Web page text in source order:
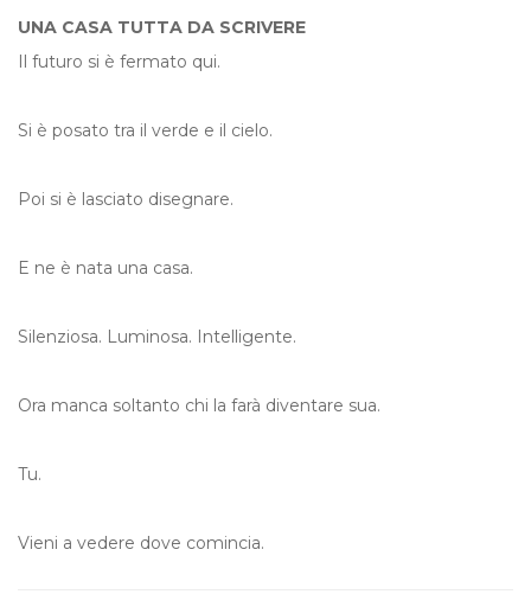
UNA CASA TUTTA DA SCRIVERE
Il futuro si è fermato qui.
Si è posato tra il verde e il cielo.
Poi si è lasciato disegnare.
E ne è nata una casa.
Silenziosa. Luminosa. Intelligente.
Ora manca soltanto chi la farà diventare sua.
Tu.
Vieni a vedere dove comincia.